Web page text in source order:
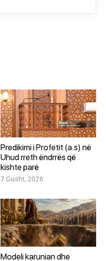
Predikimi i Profetit (a.s) në
Uhud rreth ëndrrës që
kishte parë
7 Gusht, 2026
Modeli karunian dhe